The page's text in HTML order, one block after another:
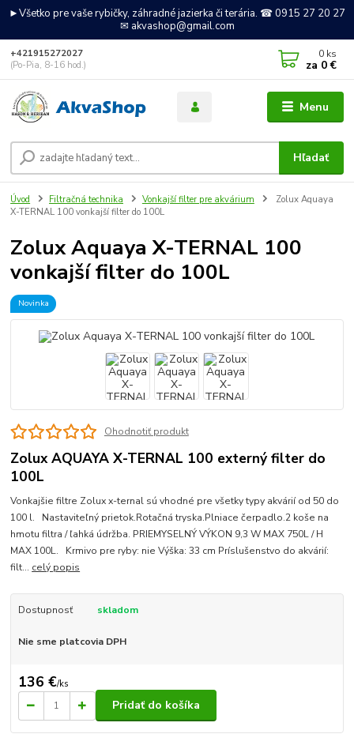
►Všetko pre vaše rybičky, záhradné jazierka či terária. ☎ 0915 27 20 27
✉ akvashop@gmail.com
Menu
Hľadať
+421915272027
(Po-Pia, 8-16 hod.)
0 ks
za 0 €
Úvod Filtračná technika Vonkajší filter pre akvárium
Zolux Aquaya
X-TERNAL 100 vonkajší filter do 100L
Zolux Aquaya X-TERNAL 100
vonkajší filter do 100L
Novinka
Ohodnotiť produkt
Zolux AQUAYA X-TERNAL 100 externý filter do
100L
Vonkajšie filtre Zolux x-ternal sú vhodné pre všetky typy akvárií od 50 do
100 l. Nastaviteľný prietok.Rotačná tryska.Plniace čerpadlo.2 koše na
hmotu filtra / ľahká údržba. PRIEMYSELNÝ VÝKON 9,3 W MAX 750L / H
MAX 100L. Krmivo pre ryby: nie Výška: 33 cm Príslušenstvo do akvárií:
filt... celý popis
Dostupnosť skladom
Nie sme platcovia DPH
136 €/ks
Pridať do košíka